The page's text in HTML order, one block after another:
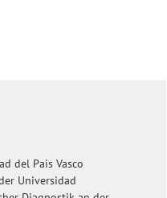
del Pais Vasco
Universidad